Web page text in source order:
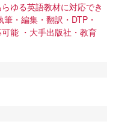
ゆる英語教材に対応でき
・編集・翻訳・DTP・
能 ・大手出版社・教育